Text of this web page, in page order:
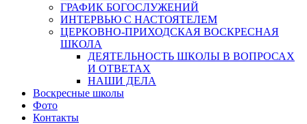
ГРАФИК БОГОСЛУЖЕНИЙ
ИНТЕРВЬЮ С НАСТОЯТЕЛЕМ
ЦЕРКОВНО-ПРИХОДСКАЯ ВОСКРЕСНАЯ
ШКОЛА
ДЕЯТЕЛЬНОСТЬ ШКОЛЫ В ВОПРОСАХ
И ОТВЕТАХ
НАШИ ДЕЛА
Воскресные школы
Фото
Контакты